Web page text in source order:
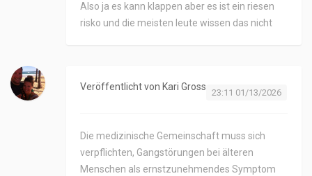
Also ja es kann klappen aber es ist ein riesen
risko und die meisten leute wissen das nicht
Veröffentlicht von Kari Gross
23:11 01/13/2026
Die medizinische Gemeinschaft muss sich
verpflichten, Gangstörungen bei älteren
Menschen als ernstzunehmendes Symptom